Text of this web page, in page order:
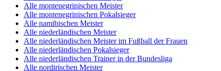
Alle montenegrinischen Meister
Alle montenegrinischen Pokalsieger
Alle namibischen Meister
Alle niederländischen Meister
Alle niederländischen Meister im Fußball der Frauen
Alle niederländischen Pokalsieger
Alle niederländischen Trainer in der Bundesliga
Alle nordirischen Meister